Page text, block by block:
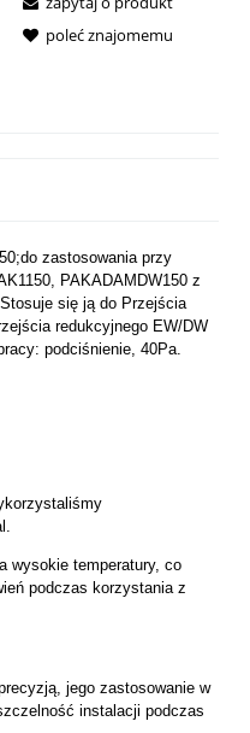
poleć znajomemu
zastosowania przy
PAKADAMDW150 z
się ją do Przejścia
redukcyjnego EW/DW
podciśnienie, 40Pa.
wysokie temperatury, co
podczas korzystania z
jego zastosowanie w
instalacji podczas